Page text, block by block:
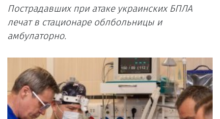
Пострадавших при атаке украинских БПЛА
лечат в стационаре облбольницы и
амбулаторно.